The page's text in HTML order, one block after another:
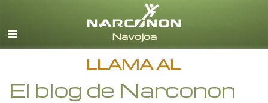
Español
Todas las Regiones/Idiomas
LLAMA AL
El blog de Narconon